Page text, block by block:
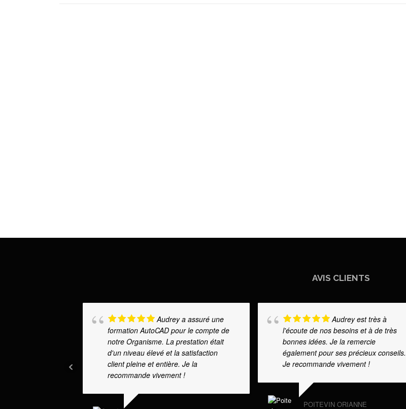
AVIS CLIENTS
Audrey a assuré une
formation AutoCAD pour le compte de
notre Organisme. La prestation était
d'un niveau élevé et la satisfaction
client pleine et entière. Je la
recommande vivement !
Audrey est très à
l'écoute de nos besoins et à de très
bonnes idées. Je la remercie
également pour ses précieux conseils.
Je recommande vivement !
POITEVIN ORIANNE